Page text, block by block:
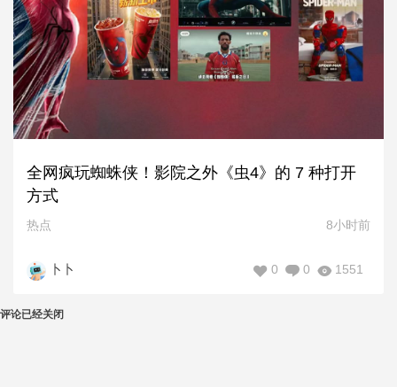
全网疯玩蜘蛛侠！影院之外《虫4》的 7 种打开
方式
热点 8小时前
卜卜 1551
0
0
评论已经关闭